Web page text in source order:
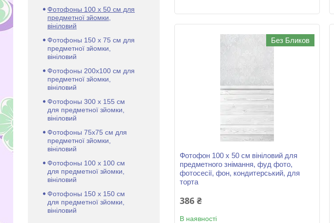
Без Бликов
Фотофон 100 х 50 см вініловий для
предметного знімання, фуд фото,
фотосесії, фон, кондитерський, для
торта
386 ₴
В наявності
Фотофоны 100 х 50 см для
предметної зйомки,
вініловий
Фотофоны 150 х 75 см для
предметної зйомки,
вініловий
Фотофоны 200х100 см для
предметної зйомки,
вініловий
Фотофоны 300 х 155 см
для предметної зйомки,
вініловий
Фотофоны 75х75 см для
предметної зйомки,
вініловий
Фотофоны 100 х 100 см
для предметної зйомки,
вініловий
Фотофоны 150 х 150 см
для предметної зйомки,
вініловий